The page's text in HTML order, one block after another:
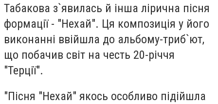
Табакова з`явилась й інша лірична пісня
формації - "Нехай". Ця композиція у його
виконанні ввійшла до альбому-триб`ют,
що побачив світ на честь 20-річчя
"Терції".
"Пісня "Нехай" якось особливо підійшла